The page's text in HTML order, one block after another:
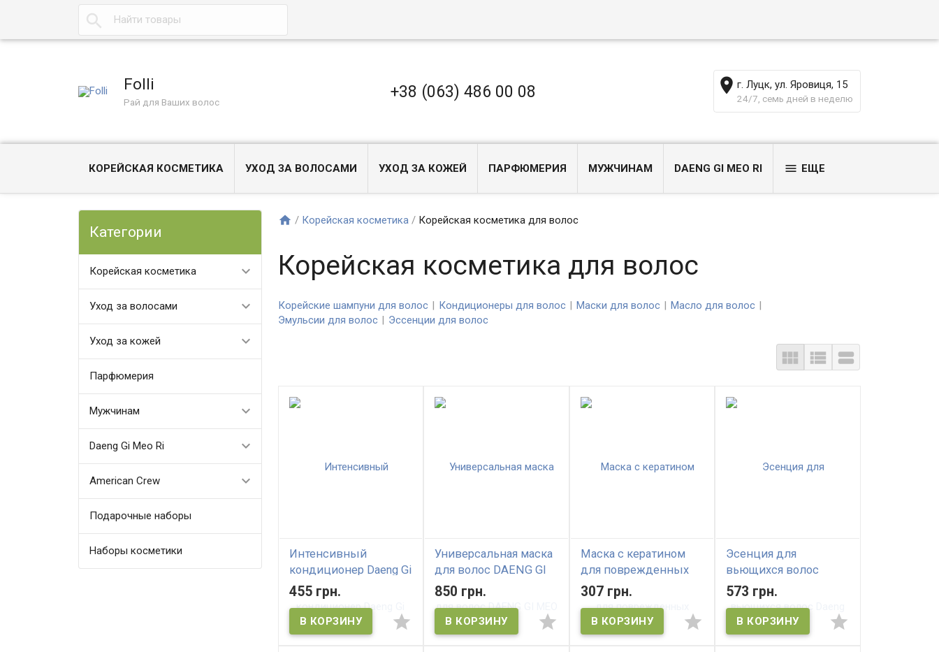
Folli
Рай для Ваших волос
+38 (063) 486 00 08 г. Луцк, ул. Яровиця, 15
24/7, семь дней в неделю
КОРЕЙСКАЯ КОСМЕТИКА УХОД ЗА ВОЛОСАМИ УХОД ЗА КОЖЕЙ ПАРФЮМЕРИЯ МУЖЧИНАМ DAENG GI MEO RI ЕЩЕ
Категории
Корейская косметика
Уход за волосами
Уход за кожей
Парфюмерия
Мужчинам
Daeng Gi Meo Ri
American Crew
Подарочные наборы
Наборы косметики
/ Корейская косметика /Корейская косметика для волос
Корейская косметика для волос
Корейские шампуни для волос Кондиционеры для волос Маски для волос
Масло для волос
Эмульсии для волос
Эссенции для волос
Интенсивный
кондиционер Daeng Gi
Meo Ri KI GOLD
Premium Treatment
455 грн.
Универсальная маска
для волос DAENG GI
MEO RI Ki Gold
Premium Hair Mask
850 грн.
Маска с кератином
для поврежденных
волосс DAENG GI MEO
RI Egg Planet Keratin
Hair Pack, 200ml
307 грн.
Эсенция для
вьющихся волос
Daeng Gi Meo Ri Han All
Lim Curling Essence
573 грн.